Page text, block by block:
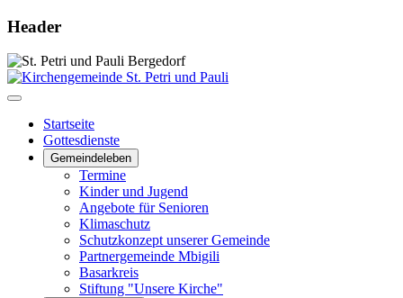
Header
Startseite
Gottesdienste
Gemeindeleben
Termine
Kinder und Jugend
Angebote für Senioren
Klimaschutz
Schutzkonzept unserer Gemeinde
Partnergemeinde Mbigili
Basarkreis
Stiftung "Unsere Kirche"